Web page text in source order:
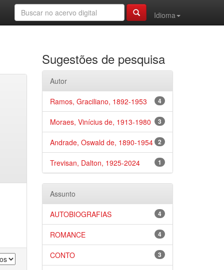
Idioma
Sugestões de pesquisa
Autor
4
Ramos, Graciliano, 1892-1953
3
Moraes, Vinícius de, 1913-1980
2
Andrade, Oswald de, 1890-1954
1
Trevisan, Dalton, 1925-2024
Assunto
4
AUTOBIOGRAFIAS
4
ROMANCE
3
CONTO